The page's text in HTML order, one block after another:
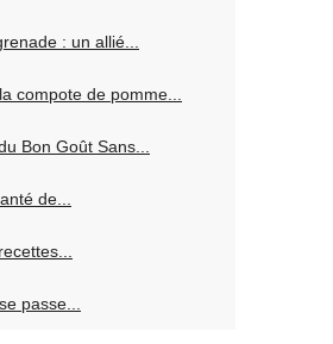
: un allié...
compote de pomme...
Bon Goût Sans...
de...
passe...